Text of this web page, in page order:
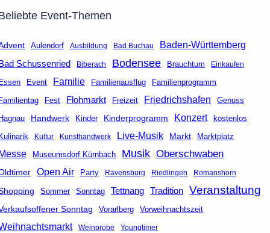
Event-Themen
Aulendorf Ausbildung Bad Buchau
Baden-Württemberg
Schussenried
Biberach Bodensee Brauchtum Einkaufen
Essen Event Familie Familienausflug Familienprogramm
Familientag Fest Flohmarkt Freizeit Friedrichshafen Genuss
Hagnau Handwerk Kinder Kinderprogramm Konzert kostenlos
Kulinarik Kultur Kunsthandwerk Live-Musik Markt Marktplatz
Messe Museumsdorf Kürnbach Musik Oberschwaben
Open Air Party Ravensburg Riedlingen Romanshorn
Sommer Sonntag Tettnang Tradition Veranstaltung
Sonntag Vorarlberg Vorweihnachtszeit
Weinprobe Youngtimer